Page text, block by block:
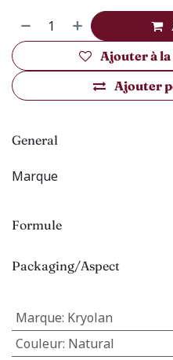
Ajouter
Ajouter à
General
Marque
Formule
Packaging/Aspect
Marque: Kryolan
Couleur: Natural